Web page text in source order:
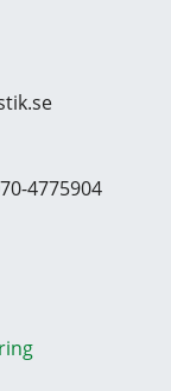
4775904